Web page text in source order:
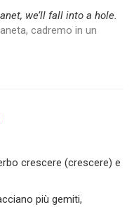
we’ll fall into a hole.
cadremo in un
crescere (crescere) e
più gemiti,